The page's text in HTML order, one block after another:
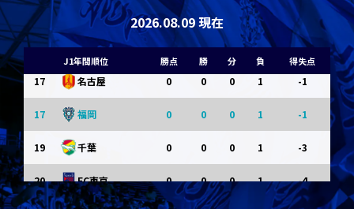
2026.08.09 現在
J1年間順位 勝点 勝 分 負 得失点
14 京都 0 0 1 -1
14 岡山 0 0 0 1 -1
17 名古屋 0 0 0 1 -1
17 福岡 0 0 0 1 -1
19 千葉 0 0 0 1 -3
20 FC東京 0 0 0 1 -4